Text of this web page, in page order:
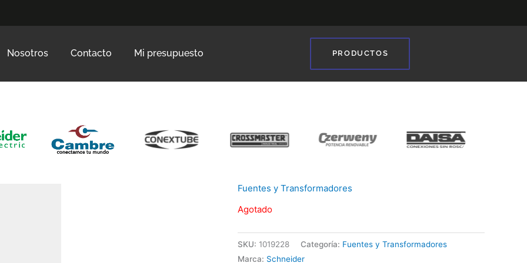
Nosotros Contacto Mi presupuesto PRODUCTOS
❯
Fuentes y Transformadores
Agotado
SKU: 1019228 Categoría: Fuentes y Transformadores
Marca: Schneider